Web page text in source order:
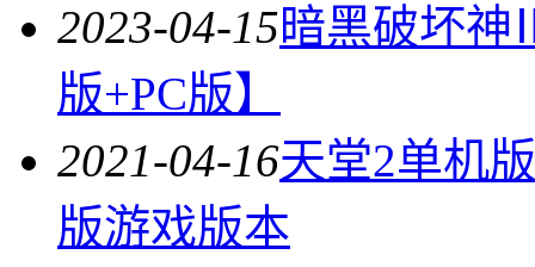
2023-04-15暗黑破坏
版+PC版】
2021-04-16天堂2单机
版游戏版本